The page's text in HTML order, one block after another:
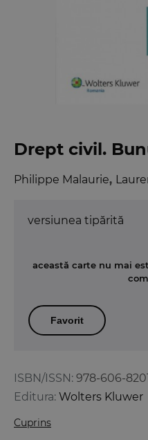
Drept civil.
Philippe Malaurie,
ISBN/ISSN: 978-606-
Editura: Wolters Kluwer
Cuprins
versiunea tipărită
această carte nu mai
Favorit